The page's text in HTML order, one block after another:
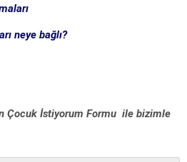
neye bağlı?
Çocuk İstiyorum Formu ile bizimle